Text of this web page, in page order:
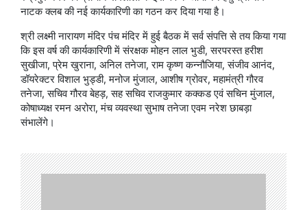
नाटक क्लब की नई कार्यकारिणी का गठन कर दिया गया है।
श्री लक्ष्मी नारायण मंदिर पंच मंदिर में हुई बैठक में सर्व संपत्ति से तय किया गया
कि इस वर्ष की कार्यकारिणी में संरक्षक मोहन लाल भुडी, सरपरस्त हरीश
सुखीजा, प्रेम खुराना, अनिल तनेजा, राम कृष्ण कन्नौजिया, संजीव आनंद,
डॉयरेक्टर विशाल भुड्डी, मनोज मुंजाल, आशीष ग्रोवर, महामंत्री गौरव
तनेजा, सचिव गौरव बेहड़, सह सचिव राजकुमार कक्कड एवं सचिन मुंजाल,
कोषाध्यक्ष रमन अरोरा, मंच व्यवस्था सुभाष तनेजा एवम नरेश छाबड़ा
संभालेंगे।